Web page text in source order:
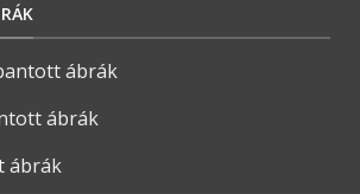
ábrák
ábrák
ábrák